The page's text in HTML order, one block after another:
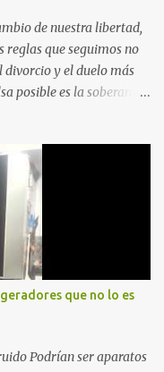
de nuestra libertad,
reglas que seguimos no
divorcio y el duelo más
posible es la soberanía
a caminar en él sin
Al Filo del
del Precipicio, relato
alguien que descubrió
no se puede ocultar.
la identidad cuando
te abandonan. Es la
mundo. Adquirir en
La úni...
que no lo es
Podrían ser aparatos